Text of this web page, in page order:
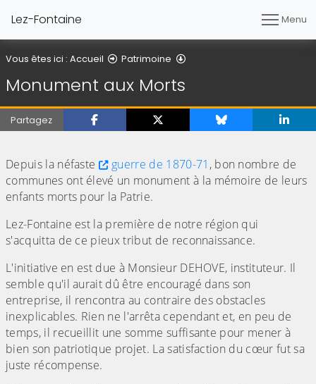
Lez-Fontaine Menu
Vous êtes ici : Accueil Patrimoine
Monument aux Morts
Partagez
Depuis la néfaste guerre de 1870-71 , bon nombre de
communes ont élevé un monument à la mémoire de leurs
enfants morts pour la Patrie.
Lez-Fontaine est la première de notre région qui
s'acquitta de ce pieux tribut de reconnaissance.
L'initiative en est due à Monsieur DEHOVE, instituteur. Il
semble qu'il aurait dû être encouragé dans son
entreprise, il rencontra au contraire des obstacles
inexplicables. Rien ne l'arrêta cependant et, en peu de
temps, il recueillit une somme suffisante pour mener à
bien son patriotique projet. La satisfaction du cœur fut sa
juste récompense.